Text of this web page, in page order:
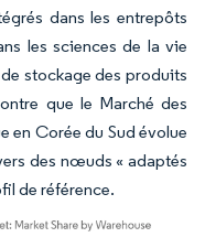
dans les entrepôts
les sciences de la vie
stockage des produits
que le Marché des
en Corée du Sud évolue
des nœuds « adaptés
de référence.